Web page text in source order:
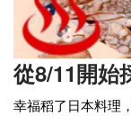
從8/11開始
幸福稻了日本料理